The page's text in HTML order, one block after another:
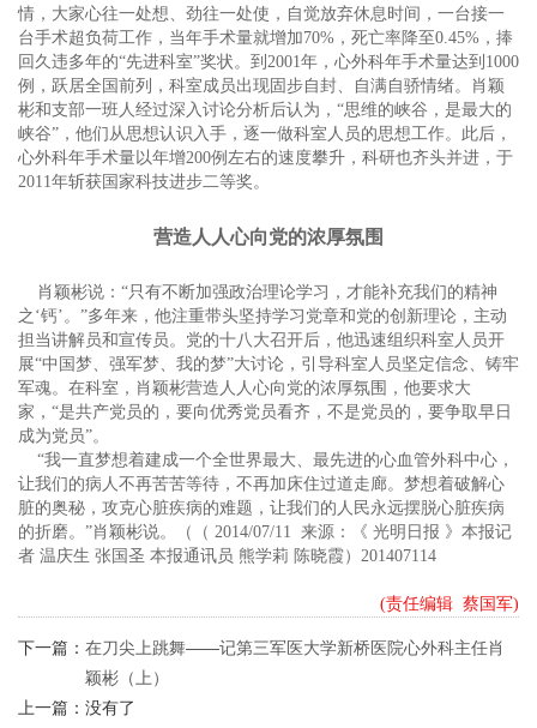
情，大家心往一处想、劲往一处使，自觉放弃休息时间，一台接一
台手术超负荷工作，当年手术量就增加70%，死亡率降至0.45%，捧
回久违多年的“先进科室”奖状。到2001年，心外科年手术量达到1000
例，跃居全国前列，科室成员出现固步自封、自满自骄情绪。肖颖
彬和支部一班人经过深入讨论分析后认为，“思维的峡谷，是最大的
峡谷”，他们从思想认识入手，逐一做科室人员的思想工作。此后，
心外科年手术量以年增200例左右的速度攀升，科研也齐头并进，于
2011年斩获国家科技进步二等奖。
营造人人心向党的浓厚氛围
肖颖彬说：“只有不断加强政治理论学习，才能补充我们的精神
之‘钙’。”多年来，他注重带头坚持学习党章和党的创新理论，主动
担当讲解员和宣传员。党的十八大召开后，他迅速组织科室人员开
展“中国梦、强军梦、我的梦”大讨论，引导科室人员坚定信念、铸牢
军魂。在科室，肖颖彬营造人人心向党的浓厚氛围，他要求大
家，“是共产党员的，要向优秀党员看齐，不是党员的，要争取早日
成为党员”。
“我一直梦想着建成一个全世界最大、最先进的心血管外科中心，
让我们的病人不再苦苦等待，不再加床住过道走廊。梦想着破解心
脏的奥秘，攻克心脏疾病的难题，让我们的人民永远摆脱心脏疾病
的折磨。”肖颖彬说。（（ 2014/07/11 来源：《 光明日报 》本报记
者 温庆生 张国圣 本报通讯员 熊学莉 陈晓霞）201407114
(责任编辑 蔡国军)
下一篇： 在刀尖上跳舞——记第三军医大学新桥医院心外科主任肖
颖彬（上）
上一篇： 没有了